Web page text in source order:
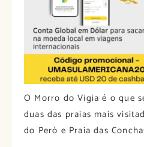
O Morro do Vigia é o que
duas das praias mais
do Peró e Praia das